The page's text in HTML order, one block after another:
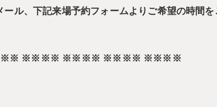
ル、下記来場予約フォームよりご希望の時間を
※※※※ ※※※※ ※※※※ ※※※※